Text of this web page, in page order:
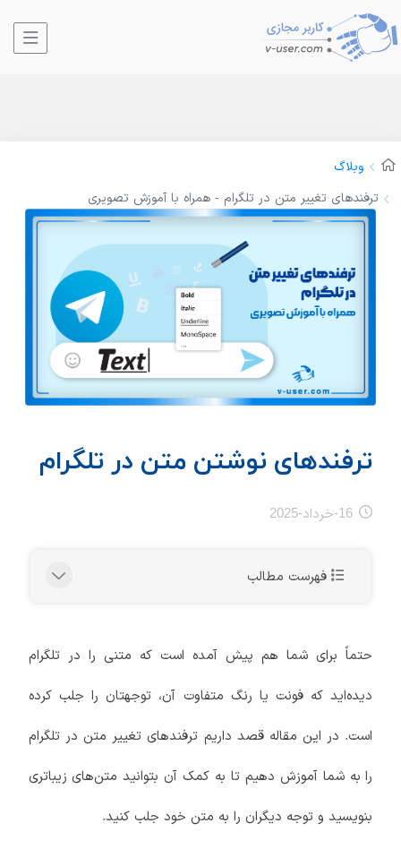
وبلاگ
ترفندهای تغییر متن در تلگرام - همراه با آموزش تصویری
ترفندهای نوشتن متن در تلگرام
16-خرداد-2025
فهرست مطالب
حتماً برای شما هم پیش آمده است که متنی را در تلگرام
دیده‌اید که فونت یا رنگ متفاوت آن، توجهتان را جلب کرده
است. در این مقاله قصد داریم ترفندهای تغییر متن در تلگرام
را به شما آموزش دهیم تا به کمک آن بتوانید متن‌های زیباتری
بنویسید و توجه دیگران را به متن خود جلب کنید.